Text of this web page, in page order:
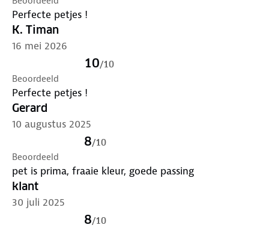
Perfecte petjes !
K. Timan
16 mei 2026
10/10
Beoordeeld
Perfecte petjes !
Gerard
10 augustus 2025
8/10
Beoordeeld
pet is prima, fraaie kleur, goede passing
klant
30 juli 2025
8/10